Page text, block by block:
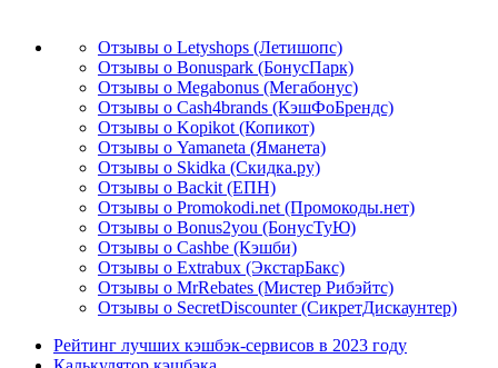
Отзывы о Letyshops (Летишопс)
Отзывы о Bonuspark (БонусПарк)
Отзывы о Megabonus (Мегабонус)
Отзывы о Cash4brands (КэшФоБрендс)
Отзывы о Kopikot (Копикот)
Отзывы о Yamaneta (Яманета)
Отзывы о Skidka (Скидка.ру)
Отзывы о Backit (ЕПН)
Отзывы о Promokodi.net (Промокоды.нет)
Отзывы о Bonus2you (БонусТуЮ)
Отзывы о Cashbe (Кэшби)
Отзывы о Extrabux (ЭкстарБакс)
Отзывы о MrRebates (Мистер Рибэйтс)
Отзывы о SecretDiscounter (СикретДискаунтер)
Рейтинг лучших кэшбэк-сервисов в 2023 году